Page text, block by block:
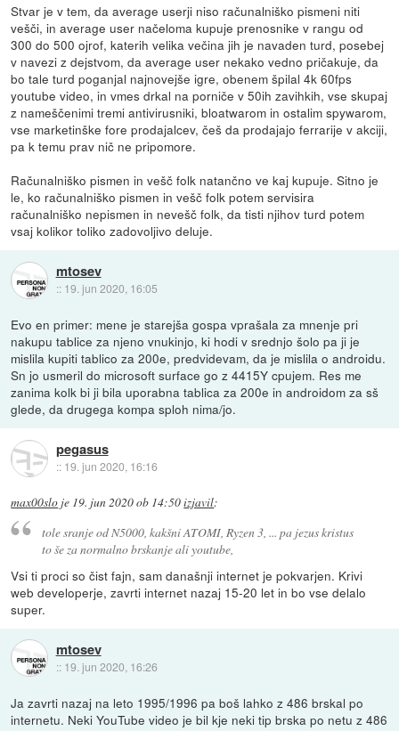
Stvar je v tem, da average userji niso računalniško pismeni niti
vešči, in average user načeloma kupuje prenosnike v rangu od
300 do 500 ojrof, katerih velika večina jih je navaden turd, posebej
v navezi z dejstvom, da average user nekako vedno pričakuje, da
bo tale turd poganjal najnovejše igre, obenem špilal 4k 60fps
youtube video, in vmes drkal na porniče v 50ih zavihkih, vse skupaj
z nameščenimi tremi antivirusniki, bloatwarom in ostalim spywarom,
vse marketinške fore prodajalcev, češ da prodajajo ferrarije v akciji,
pa k temu prav nič ne pripomore.
Računalniško pismen in vešč folk natančno ve kaj kupuje. Sitno je
le, ko računalniško pismen in vešč folk potem servisira
računalniško nepismen in nevešč folk, da tisti njihov turd potem
vsaj kolikor toliko zadovoljivo deluje.
mtosev
:: 19. jun 2020, 16:05
Evo en primer: mene je starejša gospa vprašala za mnenje pri
nakupu tablice za njeno vnukinjo, ki hodi v srednjo šolo pa ji je
mislila kupiti tablico za 200e, predvidevam, da je mislila o androidu.
Sn jo usmeril do microsoft surface go z 4415Y cpujem. Res me
zanima kolk bi ji bila uporabna tablica za 200e in androidom za sš
glede, da drugega kompa sploh nima/jo.
pegasus
:: 19. jun 2020, 16:16
max00slo je 19. jun 2020 ob 14:50izjavil:
tole sranje od N5000, kakšni ATOMI, Ryzen 3, ... pa jezus kristus
to še za normalno brskanje ali youtube,
Vsi ti proci so čist fajn, sam današnji internet je pokvarjen. Krivi
web developerje, zavrti internet nazaj 15-20 let in bo vse delalo
super.
mtosev
:: 19. jun 2020, 16:26
Ja zavrti nazaj na leto 1995/1996 pa boš lahko z 486 brskal po
internetu. Neki YouTube video je bil kje neki tip brska po netu z 486